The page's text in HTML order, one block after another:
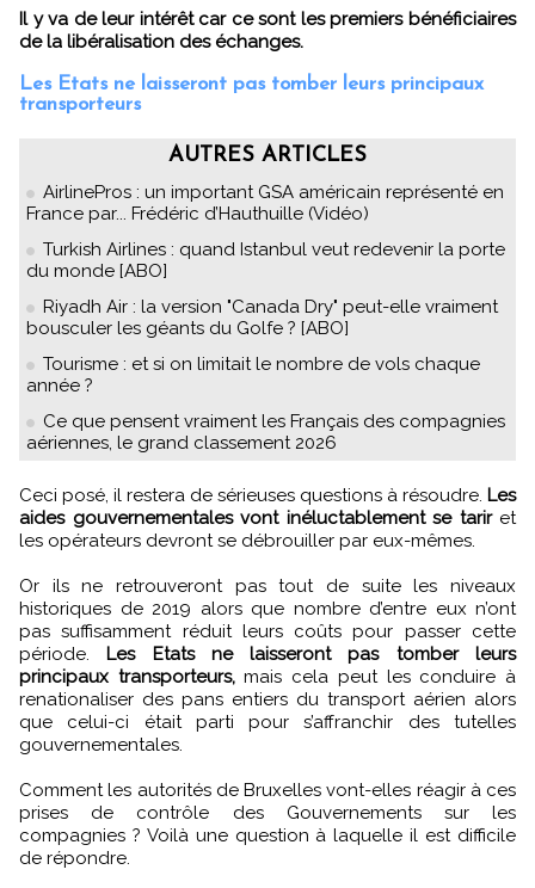
Il y va de leur intérêt car ce sont les premiers bénéficiaires
de la libéralisation des échanges.
Les Etats ne laisseront pas tomber leurs principaux
transporteurs
AUTRES ARTICLES
AirlinePros : un important GSA américain représenté en
France par... Frédéric d’Hauthuille (Vidéo)
Turkish Airlines : quand Istanbul veut redevenir la porte
du monde [ABO]
Riyadh Air : la version "Canada Dry" peut-elle vraiment
bousculer les géants du Golfe ? [ABO]
Tourisme : et si on limitait le nombre de vols chaque
année ?
Ce que pensent vraiment les Français des compagnies
aériennes, le grand classement 2026
Ceci posé, il restera de sérieuses questions à résoudre. Les
aides gouvernementales vont inéluctablement se tariret
les opérateurs devront se débrouiller par eux-mêmes.
Or ils ne retrouveront pas tout de suite les niveaux
historiques de 2019 alors que nombre d’entre eux n’ont
pas suffisamment réduit leurs coûts pour passer cette
période. Les Etats ne laisseront pas tomber leurs
principaux transporteurs,mais cela peut les conduire à
renationaliser des pans entiers du transport aérien alors
que celui-ci était parti pour s’affranchir des tutelles
gouvernementales.
Comment les autorités de Bruxelles vont-elles réagir à ces
prises de contrôle des Gouvernements sur les
compagnies ? Voilà une question à laquelle il est difficile
de répondre.